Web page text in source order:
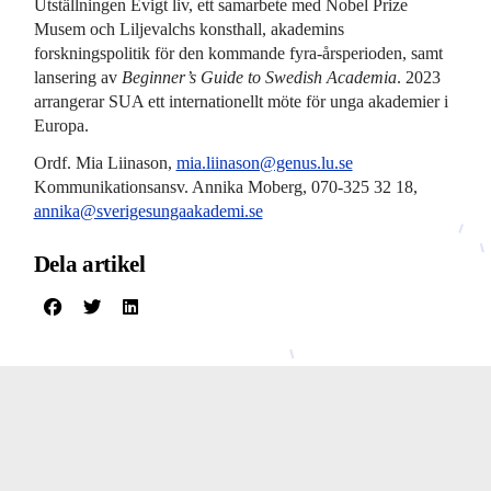
Utställningen Evigt liv, ett samarbete med Nobel Prize
Musem och Liljevalchs konsthall, akademins
forskningspolitik för den kommande fyra-årsperioden, samt
lansering av Beginner’s Guide to Swedish Academia. 2023
arrangerar SUA ett internationellt möte för unga akademier i
Europa.
Ordf. Mia Liinason, mia.liinason@genus.lu.se
Kommunikationsansv. Annika Moberg, 070-325 32 18,
annika@sverigesungaakademi.se
Dela artikel